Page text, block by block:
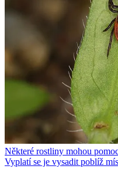
Některé rostliny mohou
Vyplatí se je vysadit poblíž